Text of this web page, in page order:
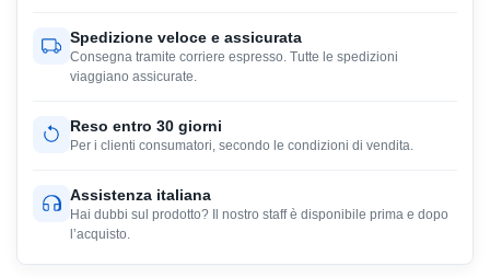
Spedizione veloce e assicurata
Consegna tramite corriere espresso. Tutte le spedizioni
viaggiano assicurate.
Reso entro 30 giorni
Per i clienti consumatori, secondo le condizioni di vendita.
Assistenza italiana
Hai dubbi sul prodotto? Il nostro staff è disponibile prima e dopo
l’acquisto.